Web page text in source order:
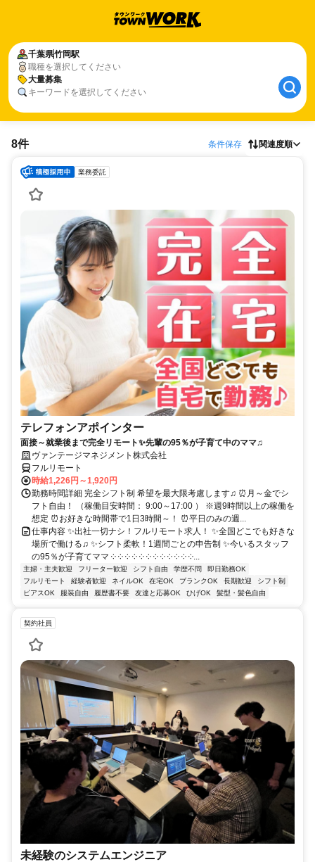
千葉県竹岡駅
職種を選択してください
大量募集
キーワードを選択してください
8件 条件保存 関連度順
業務委託
テレフォンアポインター
面接～就業後まで完全リモート✨先輩の95％が子育て中のママ♫
ヴァンテージマネジメント株式会社
フルリモート
時給1,226円～1,920円
勤務時間詳細 完全シフト制 希望を最大限考慮します♫ ⏰月～金でシ
フト自由！ （稼働目安時間： 9:00～17:00 ） ※週9時間以上の稼働を
想定 ⏰お好きな時間帯で1日3時間～！ ⏰平日のみの週...
仕事内容 ✨出社一切ナシ！フルリモート求人！ ✨全国どこでも好きな
場所で働ける♫ ✨シフト柔軟！1週間ごとの申告制 ✨今いるスタッフ
の95％が子育てママ ༶ ༶ ༶ ༶ ༶ ༶ ༶ ༶ ༶ ༶ ༶ ༶...
主婦・主夫歓迎 フリーター歓迎 シフト自由 学歴不問
即日勤務OK
フルリモート
経験者歓迎 ネイルOK 在宅OK ブランクOK 長期歓迎
シフト制
ピアスOK
服装自由 履歴書不要 友達と応募OK ひげOK 髪型・髪色自由
契約社員
未経験のシステムエンジニア